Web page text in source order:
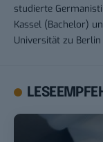
studierte
Kassel (Bachelor)
Universität zu